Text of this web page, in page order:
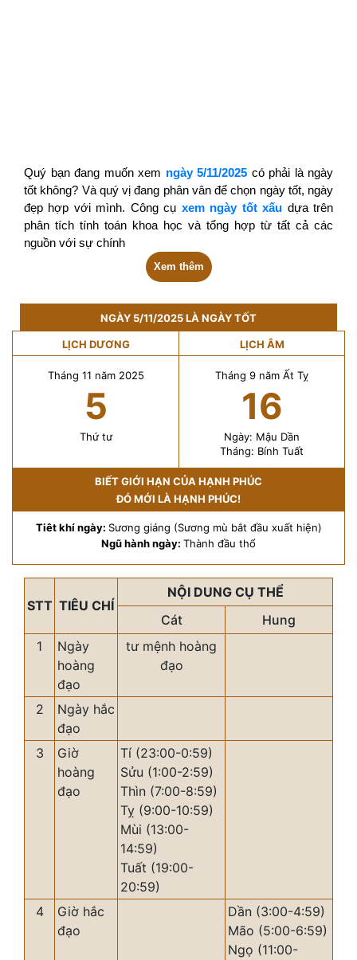
Quý bạn đang muốn xem ngày 5/11/2025 có phải là ngày
tốt không? Và quý vị đang phân vân để chọn ngày tốt, ngày
đẹp hợp với mình. Công cụ xem ngày tốt xấu dựa trên
phân tích tính toán khoa học và tổng hợp từ tất cả các
nguồn với sự chính
Xem thêm
NGÀY 5/11/2025 LÀ NGÀY TỐT
LỊCH DƯƠNG LỊCH ÂM
Tháng 11 năm 2025
5
Thứ tư
Tháng 9 năm Ất Tỵ
16
Ngày: Mậu Dần
Tháng: Bính Tuất
BIẾT GIỚI HẠN CỦA HẠNH PHÚC
ĐÓ MỚI LÀ HẠNH PHÚC!
Tiêt khí ngày: Sương giáng (Sương mù bắt đầu xuất hiện)
Ngũ hành ngày: Thành đầu thổ
STT TIÊU CHÍ
NỘI DUNG CỤ THỂ
Cát
Hung
1
Ngày
hoàng
đạo
tư mệnh hoàng
đạo
2
Ngày hắc
đạo
3
Giờ
hoàng
đạo
Tí (23:00-0:59)
Sửu (1:00-2:59)
Thìn (7:00-8:59)
Tỵ (9:00-10:59)
Mùi (13:00-
14:59)
Tuất (19:00-
20:59)
4
Giờ hắc
đạo
Dần (3:00-4:59)
Mão (5:00-6:59)
Ngọ (11:00-